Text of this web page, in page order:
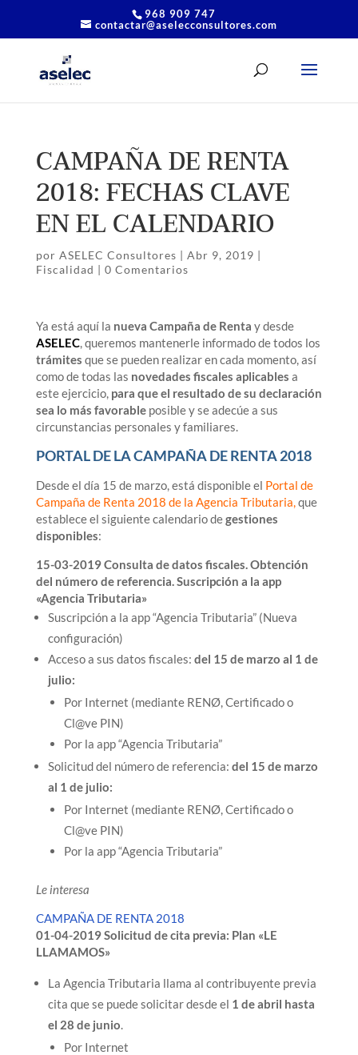
968 909 747
contactar@aselecconsultores.com
CAMPAÑA DE RENTA
2018: FECHAS CLAVE
EN EL CALENDARIO
por ASELEC Consultores | Abr 9, 2019 |
Fiscalidad | 0 Comentarios
Ya está aquí la nueva Campaña de Renta y desde
ASELEC, queremos mantenerle informado de todos los
trámites que se pueden realizar en cada momento, así
como de todas las novedades fiscales aplicables a
este ejercicio,para que el resultado de su declaración
sea lo más favorableposible y se adecúe a sus
circunstancias personales y familiares.
PORTAL DE LA CAMPAÑA DE RENTA 2018
Desde el día 15 de marzo, está disponible el Portal de
Campaña de Renta 2018 de la Agencia Tributaria,que
establece el siguiente calendario degestiones
disponibles:
15-03-2019 Consulta de datos fiscales. Obtención
del número de referencia. Suscripción a la app
«Agencia Tributaria»
Suscripción a la app “Agencia Tributaria” (Nueva
configuración)
Acceso a sus datos fiscales: del 15 de marzo al 1 de
julio:
Por Internet (mediante RENØ, Certificado o
Cl@ve PIN)
Por la app “Agencia Tributaria”
Solicitud del número de referencia: del 15 de marzo
al 1 de julio:
Por Internet (mediante RENØ, Certificado o
Cl@ve PIN)
Por la app “Agencia Tributaria”
Le interesa
CAMPAÑA DE RENTA 2018
01-04-2019 Solicitud de cita previa: Plan «LE
LLAMAMOS»
La Agencia Tributaria llama al contribuyente previa
cita que se puede solicitar desde el 1 de abril hasta
el 28 de junio.
Por Internet